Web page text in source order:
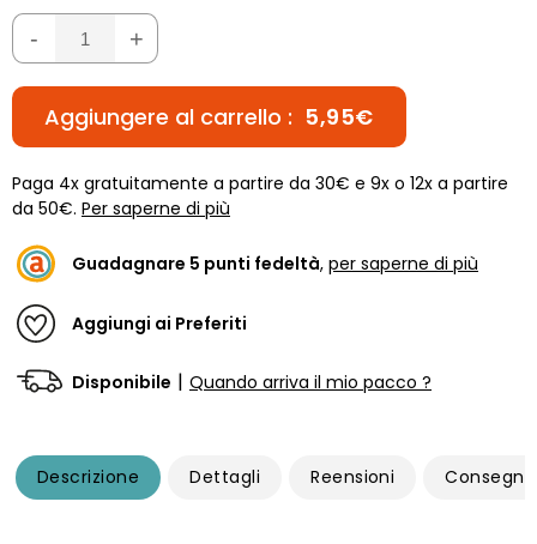
- +
Aggiungere al carrello : 5,95€
Paga 4x gratuitamente a partire da 30€ e 9x o 12x a partire
da 50€. Per saperne di più
Guadagnare 5 punti fedeltà, per saperne di più
Aggiungi ai Preferiti
Disponibile | Quando arriva il mio pacco ?
Descrizione Dettagli Reensioni Consegna